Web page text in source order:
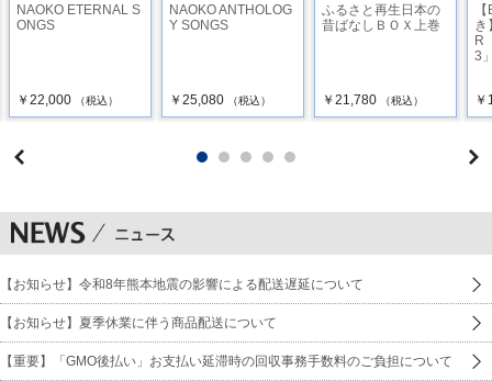
NAOKO ETERNAL S
ONGS
￥22,000 （税込）
NAOKO ANTHOLOG
Y SONGS
￥25,080 （税込）
ふるさと再生日本の
昔ばなしＢＯＸ上巻
￥21,780 （税込）
き
R
3
【お知らせ】令和8年熊本地震の影響による配送遅延について
【お知らせ】夏季休業に伴う商品配送について
【重要】「GMO後払い」お支払い延滞時の回収事務手数料のご負担について